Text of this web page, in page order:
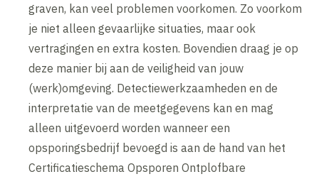
graven, kan veel problemen voorkomen. Zo voorkom
je niet alleen gevaarlijke situaties, maar ook
vertragingen en extra kosten. Bovendien draag je op
deze manier bij aan de veiligheid van jouw
(werk)omgeving. Detectiewerkzaamheden en de
interpretatie van de meetgegevens kan en mag
alleen uitgevoerd worden wanneer een
opsporingsbedrijf bevoegd is aan de hand van het
Certificatieschema Opsporen Ontplofbare